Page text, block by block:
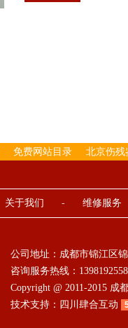
下来的，机内已经存有
免费网站目录 北京伤残
关于我们 - 维修服务
公司地址：成都市锦江区
咨询服务热线：
Copyright @ 2011-2015
技术支持： 四川肆合互动